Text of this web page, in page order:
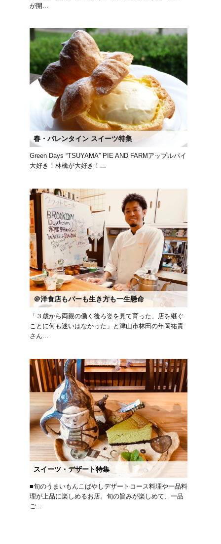
が開...
春・バレンタイン スイーツ特集
Green Days “TSUYAMA” PIE AND FARMアップルパイ
大好き！林檎が大好き！...
＠洋食店もバーも生き方も一生懸命
「３歳から両親の働く後ろ姿を見て育った、店を継ぐ
ことに何も迷いはなかった」と津山市林田の年岡祐貴
さん...
スイーツ・デザート特集
■旬のうまいもんこばやしデザートコース料理や一品料
理が上品に楽しめるお店。旬の旨みが楽しめて、一品
ご...